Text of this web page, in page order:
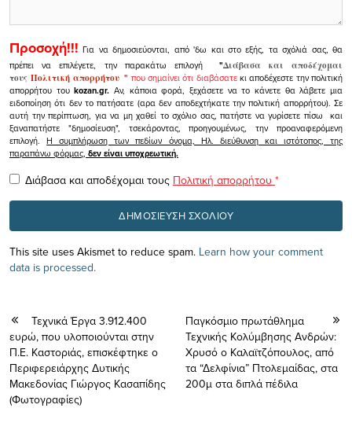
Προσοχή!!! Για να δημοσιεύονται, από 'δω και στο εξής, τα σχόλιά σας, θα
πρέπει να επιλέγετε, την παρακάτω επιλογή
"Διάβασα και αποδέχομαι
τουςΠολιτική απορρήτου" που σημαίνει ότι διαβάσατεκι αποδέχεστε την πολιτική
απορρήτου τουkozan.gr. Αν, κάποια φορά, ξεχάσετε να το κάνετε θα λάβετε μια
ειδοποίηση ότι δεν το πατήσατε (αρα δεν αποδεχτήκατε την πολιτική απορρήτου). Σε
αυτή την περίπτωση, για να μη χαθεί το σχόλιο σας, πατήστε να γυρίσετε πίσω και
ξαναπατήστε "δημοσίευση", τσεκάροντας, προηγουμένως, την προαναφερόμενη
επιλογή.Η συμπλήρωση των πεδίων όνομα, Ηλ. διεύθυνση και ιστότοπος, της
παραπάνω φόρμας, δεν είναι υποχρεωτική.
Διάβασα και αποδέχομαι τους Πολιτική απορρήτου *
This site uses Akismet to reduce spam. Learn how your comment
data is processed.
Τεχνικά Έργα 3.912.400
ευρώ, που υλοποιούνται στην
Π.Ε. Καστοριάς, επισκέφτηκε ο
Περιφερειάρχης Δυτικής
Μακεδονίας Γιώργος Κασαπίδης
(Φωτογραφίες)
Παγκόσμιο πρωτάθλημα
Τεχνικής Κολύμβησης Ανδρών:
Χρυσό ο Καλαϊτζόπουλος, από
τα “Δελφίνια” Πτολεμαίδας, στα
200μ στα διπλά πέδιλα